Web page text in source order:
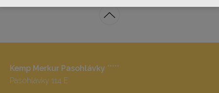
Kemp Merkur Pasohlávky *****
Pasohlávky 114 E